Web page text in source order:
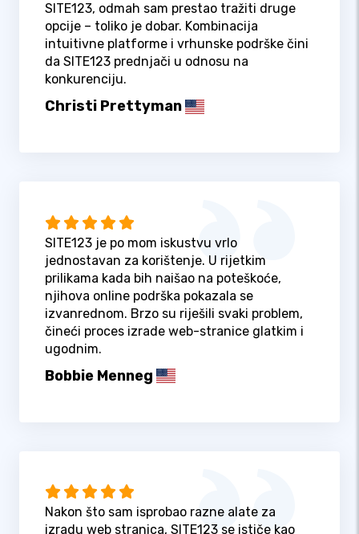
SITE123, odmah sam prestao tražiti druge
opcije – toliko je dobar. Kombinacija
intuitivne platforme i vrhunske podrške čini
da SITE123 prednjači u odnosu na
konkurenciju.
Christi Prettyman
SITE123 je po mom iskustvu vrlo
jednostavan za korištenje. U rijetkim
prilikama kada bih naišao na poteškoće,
njihova online podrška pokazala se
izvanrednom. Brzo su riješili svaki problem,
čineći proces izrade web-stranice glatkim i
ugodnim.
Bobbie Menneg
Nakon što sam isprobao razne alate za
izradu web stranica, SITE123 se ističe kao